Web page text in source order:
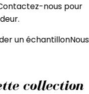
nous pour
un échantillonNous
collection